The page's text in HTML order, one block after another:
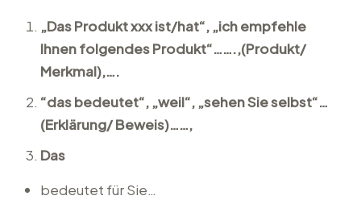
„Das Produkt xxx ist/hat“, „ich empfehle
Ihnen folgendes Produkt“…….,(Produkt/
Merkmal),….
“das bedeutet“, „weil“, „sehen Sie selbst“…
(Erklärung/ Beweis)……,
Das
bedeutet für Sie…